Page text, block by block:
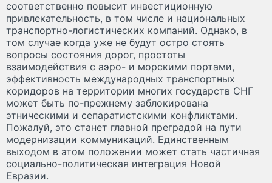
соответственно повысит инвестиционную
привлекательность, в том числе и национальных
транспортно-логистических компаний. Однако, в
том случае когда уже не будут остро стоять
вопросы состояния дорог, простоты
взаимодействия с аэро- и морскими портами,
эффективность международных транспортных
коридоров на территории многих государств СНГ
может быть по-прежнему заблокирована
этническими и сепаратистскими конфликтами.
Пожалуй, это станет главной преградой на пути
модернизации коммуникаций. Единственным
выходом в этом положении может стать частичная
социально-политическая интеграция Новой
Евразии.